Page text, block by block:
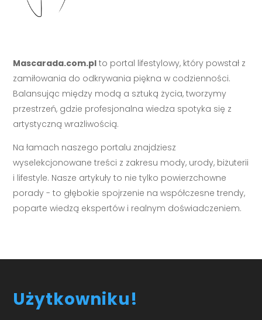
Mascarada.com.pl to portal lifestylowy, który powstał z
zamiłowania do odkrywania piękna w codzienności.
Balansując między modą a sztuką życia, tworzymy
przestrzeń, gdzie profesjonalna wiedza spotyka się z
artystyczną wrażliwością.
Na łamach naszego portalu znajdziesz
wyselekcjonowane treści z zakresu mody, urody, biżuterii
i lifestyle. Nasze artykuły to nie tylko powierzchowne
porady - to głębokie spojrzenie na współczesne trendy,
poparte wiedzą ekspertów i realnym doświadczeniem.
Użytkowniku!